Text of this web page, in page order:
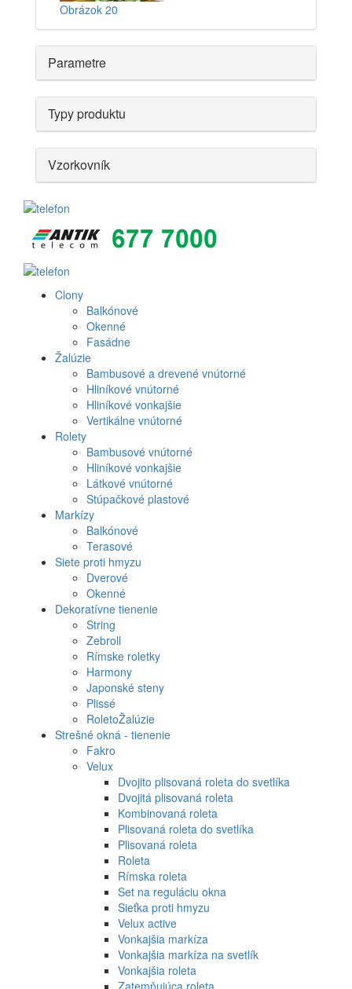
Obrázok 20
Parametre
Typy produktu
Vzorkovník
Produkt
menu
Clony
Balkónové
Okenné
Fasádne
Žalúzie
Bambusové a drevené vnútorné
Hliníkové vnútorné
Hliníkové vonkajšie
Vertikálne vnútorné
Rolety
Bambusové vnútorné
Hliníkové vonkajšie
Látkové vnútorné
Stúpačkové plastové
Markízy
Balkónové
Terasové
Siete proti hmyzu
Dverové
Okenné
Dekoratívne tienenie
String
Zebroll
Rímske roletky
Harmony
Japonské steny
Plissé
RoletoŽalúzie
Strešné okná - tienenie
Fakro
Velux
Dvojito plisovaná roleta do svetlíka
Dvojitá plisovaná roleta
Kombinovaná roleta
Plisovaná roleta do svetlíka
Plisovaná roleta
Roleta
Rímska roleta
Set na reguláciu okna
Sieťka proti hmyzu
Velux active
Vonkajšia markíza
Vonkajšia markíza na svetlík
Vonkajšia roleta
Zatemňujúca roleta